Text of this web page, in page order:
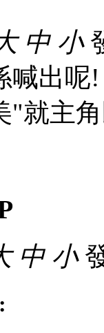
中 小
喊出呢!
"就主
中 小